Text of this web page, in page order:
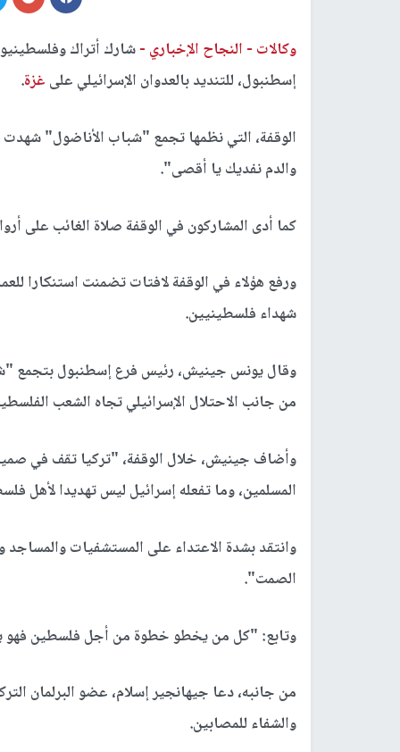
وكالات - النجاح الإخباري -شارك أتراك
إسطنبول، للتنديد بالعدوان الإسرائيلي على غزة.
الوقفة، التي نظمها تجمع "شباب الأناضول" شهدت
والدم نفديك يا أقصى".
كما أدى المشاركون في الوقفة صلاة الغائب على
شهداء فلسطينيين.
وقال يونس جينيش، رئيس فرع إسطنبول بتجمع
من جانب الاحتلال الإسرائيلي تجاه الشعب
وأضاف جينيش، خلال الوقفة، "تركيا تقف في
المسلمين، وما تفعله إسرائيل ليس تهديدا لأهل
وانتقد بشدة الاعتداء على المستشفيات والمساجد
الصمت".
وتابع: "كل من يخطو خطوة من أجل فلسطين فهو
من جانبه، دعا جيهانجير إسلام، عضو البرلمان
والشفاء للمصابين.